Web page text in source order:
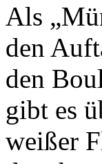
Als
den
den
gibt es
weißer